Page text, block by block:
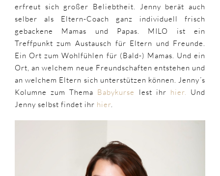
erfreut sich großer Beliebtheit. Jenny berät auch
selber als Eltern-Coach ganz individuell frisch
gebackene Mamas und Papas. MILO ist ein
Treffpunkt zum Austausch für Eltern und Freunde.
Ein Ort zum Wohlfühlen für (Bald-) Mamas. Und ein
Ort, an welchem neue Freundschaften entstehen und
an welchem Eltern sich unterstützen können. Jenny´s
Kolumne zum Thema Babykurse lest ihr hier.
Und
Jenny selbst findet ihr hier.